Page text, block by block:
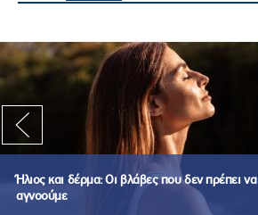
Ήλιος και δέρμα: Οι βλάβες που δεν πρέπει να
αγνοούμε